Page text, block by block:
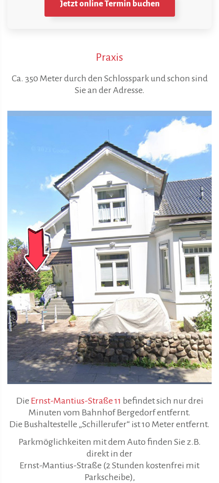
Jetzt online Termin buchen
Praxis
Ca. 350 Meter durch den Schlosspark und schon sind
Sie an der Adresse.
Die Ernst-Mantius-Straße 11 befindet sich nur drei
Minuten vom Bahnhof Bergedorf entfernt.
Die Bushaltestelle „Schillerufer“ ist 10 Meter entfernt.
Parkmöglichkeiten mit dem Auto finden Sie z.B.
direkt in der
Ernst-Mantius-Straße (2 Stunden kostenfrei mit
Parkscheibe),